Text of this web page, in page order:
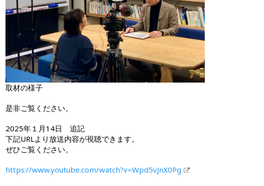
取材の様子
是非ご覧ください。
2025年１月14日 追記
下記URLより放送内容が視聴できます。
ぜひご覧ください。
https://www.youtube.com/watch?v=Wpd5vJnX0Pg